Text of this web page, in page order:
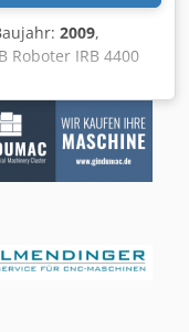
2009,
Roboter IRB 4400
eine IRC5-
Ideal für
und
Steuergerät •
Zusätzliche